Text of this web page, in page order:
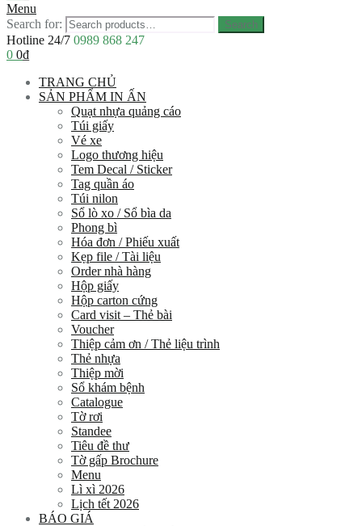
Menu
Search for:
Search
Hotline 24/7 0989 868 247
0 0₫
TRANG CHỦ
SẢN PHẨM IN ẤN
Quạt nhựa quảng cáo
Túi giấy
Vé xe
Logo thương hiệu
Tem Decal / Sticker
Tag quần áo
Túi nilon
Sổ lò xo / Sổ bìa da
Phong bì
Hóa đơn / Phiếu xuất
Kẹp file / Tài liệu
Order nhà hàng
Hộp giấy
Hộp carton cứng
Card visit – Thẻ bài
Voucher
Thiệp cảm ơn / Thẻ liệu trình
Thẻ nhựa
Thiệp mời
Sổ khám bệnh
Catalogue
Tờ rơi
Standee
Tiêu đề thư
Tờ gấp Brochure
Menu
Lì xì 2026
Lịch tết 2026
BÁO GIÁ